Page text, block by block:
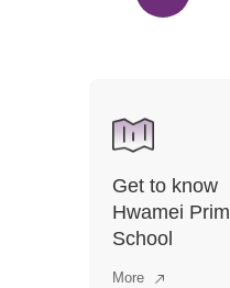
Get to know
Hwamei
School
More